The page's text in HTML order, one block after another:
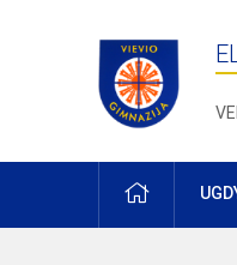
PRADŽIA